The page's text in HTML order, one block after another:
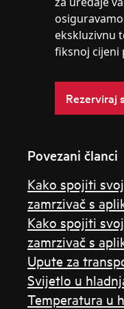
ekskluzivnu
fiksnoj cijeni
Rezerviraj
Povezani članci
Kako spojiti
zamrzivač s
Kako spojiti
zamrzivač s
Upute za
Svijetlo u
Temperatura u